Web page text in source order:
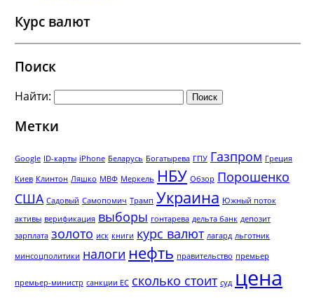
Курс валют
Поиск
Найти:
Метки
Google ID-карты iPhone Беларусь Богатырева ГПУ Газпром Греция
Киев Клинтон Ляшко МВФ Меркель НБУ Обзор Порошенко
США Садовый Самопомич Трамп Украина Южный поток
активы верификация выборы гонтарева дельта банк депозит
зарплата золото иск книги курс валют лагард льготник
минсоцполитики налоги нефть правительство премьер
премьер-министр санкции ЕС сколько стоит суд цена